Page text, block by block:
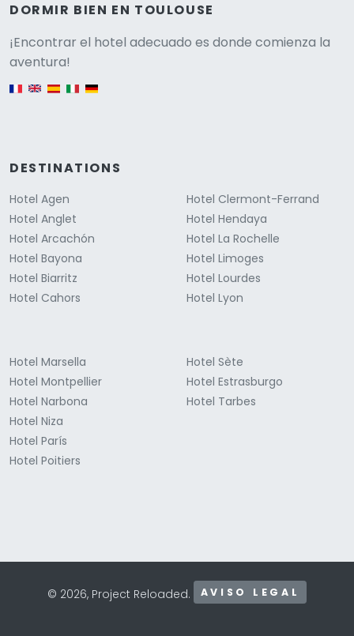
DORMIR BIEN EN TOULOUSE
¡Encontrar el hotel adecuado es donde comienza la
aventura!
English version
DESTINATIONS
Hotel Agen
Hotel Anglet
Hotel Arcachón
Hotel Bayona
Hotel Biarritz
Hotel Cahors
Hotel Clermont-Ferrand
Hotel Hendaya
Hotel La Rochelle
Hotel Limoges
Hotel Lourdes
Hotel Lyon
Hotel Marsella
Hotel Montpellier
Hotel Narbona
Hotel Niza
Hotel París
Hotel Poitiers
Hotel Sète
Hotel Estrasburgo
Hotel Tarbes
© 2026, Project Reloaded. AVISO LEGAL